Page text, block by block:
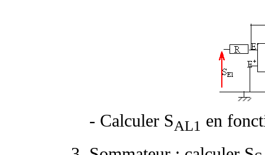
- Calculer SAL1 en